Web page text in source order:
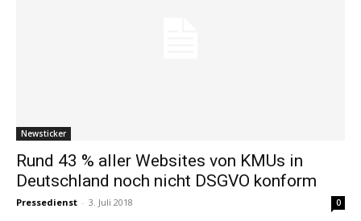
Newsticker
Rund 43 % aller Websites von KMUs in
Deutschland noch nicht DSGVO konform
Pressedienst - 3. Juli 2018 0